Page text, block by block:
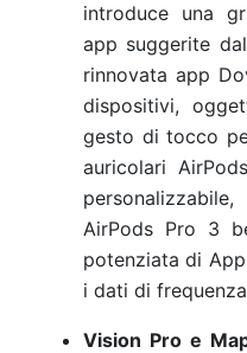
introduce una
app suggerite
rinnovata app
dispositivi,
gesto di tocco
auricolari
AirPods Pro 3
potenziata di
i dati di
Vision Pro e